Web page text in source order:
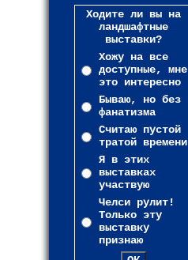
Ходите ли вы на
ландшафтные
выставки?
Хожу на все
доступные, мне
это интересно
Бываю, но без
фанатизма
Считаю пустой
тратой времени
Я в этих
выставках
участвую
Челси рулит!
Только эту
выставку
признаю